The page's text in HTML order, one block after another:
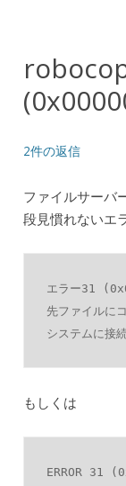
2件の返信
ファイルサーバ
段見慣れないエ
エラー31
先ファイルに
システムに接
もしくは
ERROR 31